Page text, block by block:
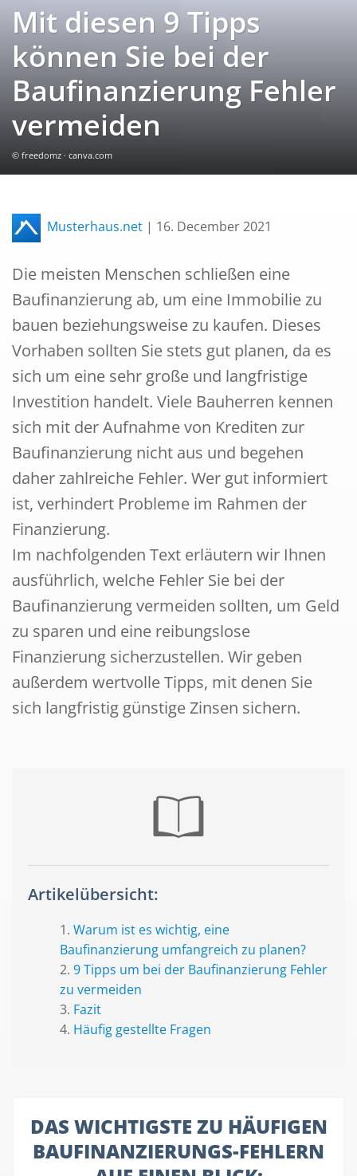
Mit diesen 9 Tipps
können Sie bei der
Baufinanzierung Fehler
vermeiden
© freedomz · canva.com
Musterhaus.net | 16. December 2021
Die meisten Menschen schließen eine
Baufinanzierung ab, um eine Immobilie zu
bauen beziehungsweise zu kaufen. Dieses
Vorhaben sollten Sie stets gut planen, da es
sich um eine sehr große und langfristige
Investition handelt. Viele Bauherren kennen
sich mit der Aufnahme von Krediten zur
Baufinanzierung nicht aus und begehen
daher zahlreiche Fehler. Wer gut informiert
ist, verhindert Probleme im Rahmen der
Finanzierung.
Im nachfolgenden Text erläutern wir Ihnen
ausführlich, welche Fehler Sie bei der
Baufinanzierung vermeiden sollten, um Geld
zu sparen und eine reibungslose
Finanzierung sicherzustellen. Wir geben
außerdem wertvolle Tipps, mit denen Sie
sich langfristig günstige Zinsen sichern.
Artikelübersicht:
Warum ist es wichtig, eine
Baufinanzierung umfangreich zu planen?
9 Tipps um bei der Baufinanzierung Fehler
zu vermeiden
Fazit
Häufig gestellte Fragen
DAS WICHTIGSTE ZU HÄUFIGEN
BAUFINANZIERUNGS-FEHLERN